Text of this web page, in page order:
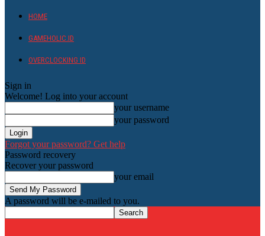
HOME
GAMEHOLIC.ID
OVERCLOCKING ID
Sign in
Welcome! Log into your account
your username
your password
Forgot your password? Get help
Password recovery
Recover your password
your email
A password will be e-mailed to you.